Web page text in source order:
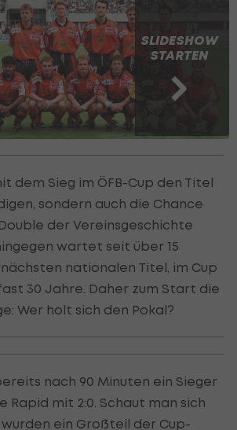
SLIDESHOW
STARTEN
dem Sieg im ÖFB-Cup den Titel
sondern auch die Chance
der Vereinsgeschichte
wartet seit über 15
nationalen Titel, im Cup
30 Jahre. Daher zum Start die
Wer holt sich den Pokal?
nach 90 Minuten ein Sieger
Rapid mit 2:0. Schaut man sich
ein Großteil der Cup-